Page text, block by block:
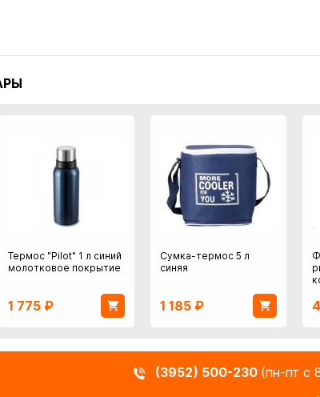
Термос "Pilot" 1 л синий
молотковое покрытие
1 775 ₽
Сумка-термос 5 л
синяя
1 185 ₽
(3952) 500-230 (пн-пт с